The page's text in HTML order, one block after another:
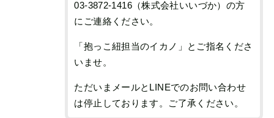
03-3872-1416（株式会社いいづか）の方
にご連絡ください。
「抱っこ紐担当のイカノ」とご指名くださ
いませ。
ただいまメールとLINEでのお問い合わせ
は停止しております。ご了承ください。